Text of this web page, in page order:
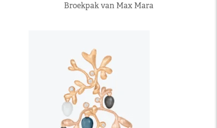
Broekpak van Max Mara